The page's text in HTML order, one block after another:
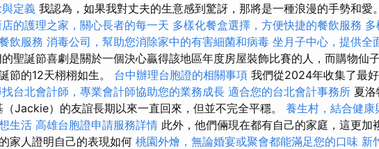
定義 我認為，如果我對丈夫的生意感到驚訝，那將是一種浪漫的手勢和愛
店的護理之家，關心長者的每一天 多樣化餐盒選擇，方便快捷的餐飲服務 多
飲服務 消毒公司，幫助您消除家中的有害細菌和病毒 坐月子中心，提供全
聖誕節喜劇是關於一個決心贏得該地區年度房屋裝飾比賽的人，而購物仙
節的12天栩栩如生。 台中辦理台胞證的相關事項 我們從2024年收集了最
台北會計師，專業會計師協助您的業務成長 適合您的台北會計事務所 夏洛
（Jackie）的友誼長期以來一直回來，但並不完全平穩。 養生村，結合健康
生活 高雄台胞證申請服務詳情 此外，他們倆現在都有自己的家庭，這更加
家人證明自己的表現如何 桃園外燴，無論婚宴或聚會都能滿足您的口味 新